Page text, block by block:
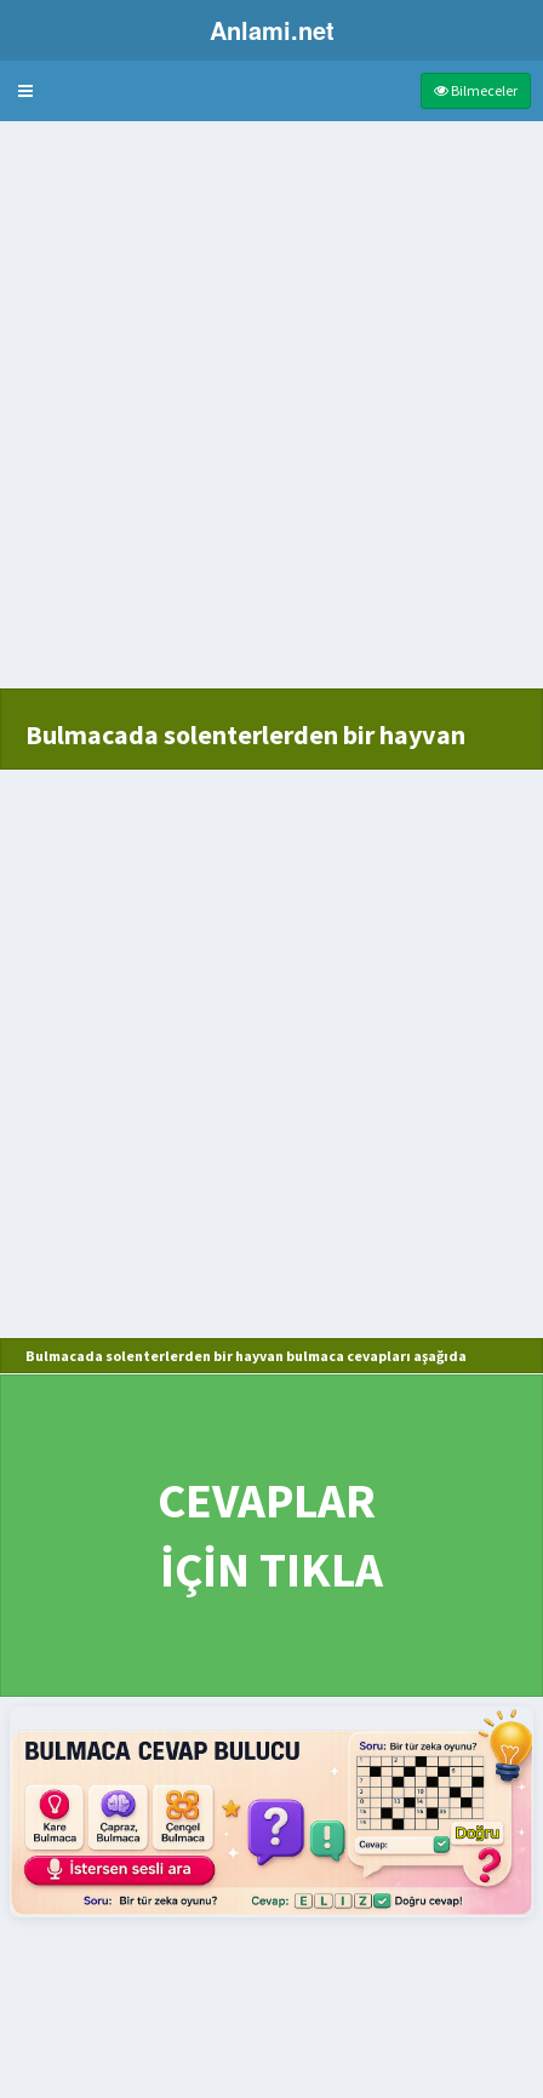
Anlami.net
Bulmaca Bilmeceler
Bulmacada solenterlerden bir hayvan
Bulmacada solenterlerden bir hayvan bulmaca cevapları aşağıda
CEVAPLAR
İÇİN TIKLA